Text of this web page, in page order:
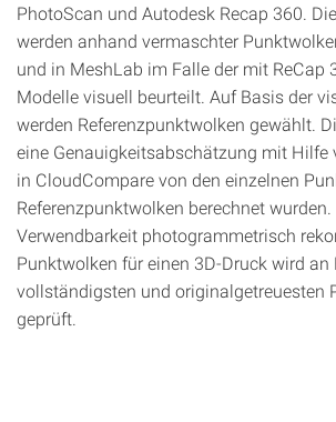
PhotoScan und Autodesk Recap 360.
werden anhand vermaschter
und in MeshLab im Falle der mit ReCap
Modelle visuell beurteilt. Auf Basis der
werden Referenzpunktwolken gewählt.
eine Genauigkeitsabschätzung mit Hilfe
in CloudCompare von den einzelnen
Referenzpunktwolken berechnet wurden.
Verwendbarkeit photogrammetrisch
Punktwolken für einen 3D‑Druck wird an
vollständigsten und originalgetreuesten
geprüft.